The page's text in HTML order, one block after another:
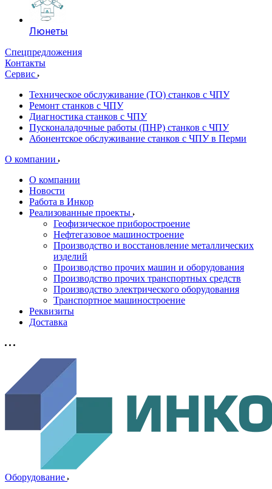
Люнеты
Спецпредложения
Контакты
Сервис
Техническое обслуживание (ТО) станков с ЧПУ
Ремонт станков с ЧПУ
Диагностика станков с ЧПУ
Пусконаладочные работы (ПНР) станков с ЧПУ
Абонентское обслуживание станков с ЧПУ в Перми
О компании
О компании
Новости
Работа в Инкор
Реализованные проекты
Геофизическое приборостроение
Нефтегазовое машиностроение
Производство и восстановление металлических
изделий
Производство прочих машин и оборудования
Производство прочих транспортных средств
Производство электрического оборудования
Транспортное машиностроение
Реквизиты
Доставка
Оборудование